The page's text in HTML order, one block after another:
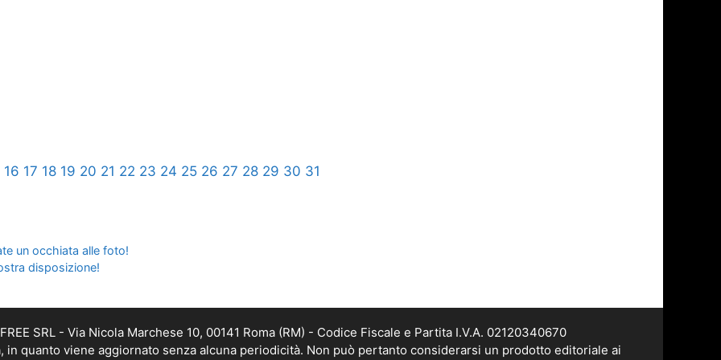
16 17 18 19 20 21 22 23 24 25 26 27 28 29 30 31
un occhiata alle foto!
disposizione!
SRL - Via Nicola Marchese 10, 00141 Roma (RM) - Codice Fiscale e Partita I.V.A. 02120340670
quanto viene aggiornato senza alcuna periodicità. Non può pertanto considerarsi un prodotto editoriale ai